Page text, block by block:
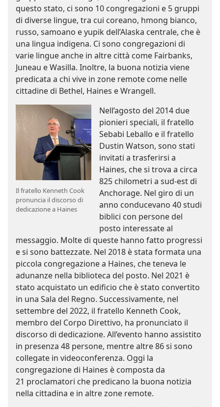
questo stato, ci sono 10 congregazioni e 5 gruppi
di diverse lingue, tra cui coreano, hmong bianco,
russo, samoano e yupik dell’Alaska centrale, che è
una lingua indigena. Ci sono congregazioni di
varie lingue anche in altre città come Fairbanks,
Juneau e Wasilla. Inoltre, la buona notizia viene
predicata a chi vive in zone remote come nelle
cittadine di Bethel, Haines e Wrangell.
Il fratello Kenneth Cook
pronuncia il discorso di
dedicazione a Haines
Nell’agosto del 2014 due
pionieri speciali, il fratello
Sebabi Leballo e il fratello
Dustin Watson, sono stati
invitati a trasferirsi a
Haines, che si trova a circa
825 chilometri a sud-est di
Anchorage. Nel giro di un
anno conducevano 40 studi
biblici con persone del
posto interessate al
messaggio. Molte di queste hanno fatto progressi
e si sono battezzate. Nel 2018 è stata formata una
piccola congregazione a Haines, che teneva le
adunanze nella biblioteca del posto. Nel 2021 è
stato acquistato un edificio che è stato convertito
in una Sala del Regno. Successivamente, nel
settembre del 2022, il fratello Kenneth Cook,
membro del Corpo Direttivo, ha pronunciato il
discorso di dedicazione. All’evento hanno assistito
in presenza 48 persone, mentre altre 86 si sono
collegate in videoconferenza. Oggi la
congregazione di Haines è composta da
21 proclamatori che predicano la buona notizia
nella cittadina e in altre zone remote.